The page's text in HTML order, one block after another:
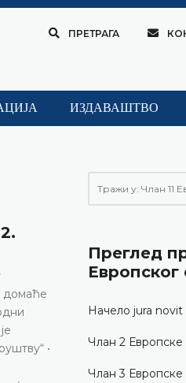
ПРЕТРАГА
ИЗДАВАШТВО
домаће
•
Преглед
Европског
Начело jura novit
Члан 2 Европске
Члан 3 Европске